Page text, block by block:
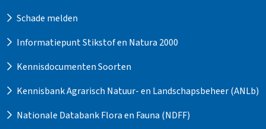
Schade melden
Informatiepunt Stikstof en Natura 2000
Kennisdocumenten Soorten
Kennisbank Agrarisch Natuur- en Landschapsbeheer (ANLb)
Nationale Databank Flora en Fauna (NDFF)